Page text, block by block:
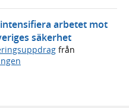
arbetet mot
säkerhet
från